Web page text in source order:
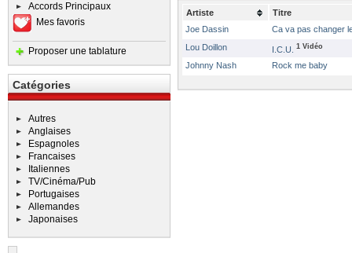
Accords Principaux
Mes favoris
Proposer une tablature
Catégories
Autres
Anglaises
Espagnoles
Francaises
Italiennes
TV/Cinéma/Pub
Portugaises
Allemandes
Japonaises
Artiste
Titre
Joe Dassin
Ca va pas changer
Lou Doillon
I.C.U. 1 Vidéo
Johnny Nash Rock me baby